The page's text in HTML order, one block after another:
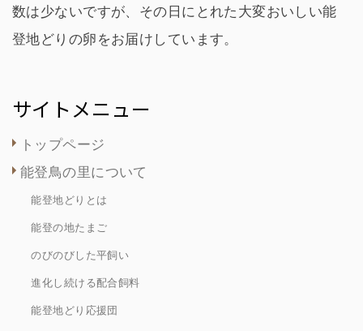
数は少ないですが、その日にとれた大変おいしい能
登地どりの卵をお届けしています。
サイトメニュー
トップページ
能登鳥の里について
能登地どりとは
能登の地たまご
のびのびした平飼い
進化し続ける配合飼料
能登地どり応援団